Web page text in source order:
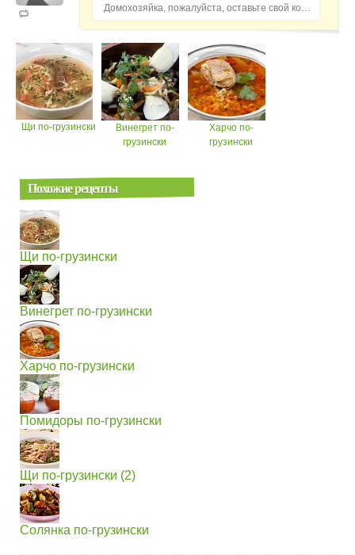
Щи по-грузински
Винегрет по-
грузински
Харчо по-
грузински
Похожие рецепты
Щи по-грузински
Винегрет по-грузински
Харчо по-грузински
Помидоры по-грузински
Щи по-грузински (2)
Солянка по-грузински